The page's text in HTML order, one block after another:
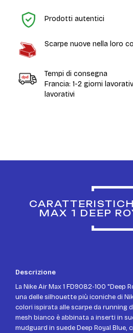
Prodotti autentici
Scarpe nuove nella loro
Tempi di consegna
Francia: 1-2 giorni
lavorativi
MAX 1 DEEP
Descrizione
La Nike Air Max 1 FD9082-100 "Deep
una delle silhouette più iconiche di
colori ispirata alle scarpe da running
mesh bianco è abbinata a inserti in
mudguard in suede Deep Royal Blue,